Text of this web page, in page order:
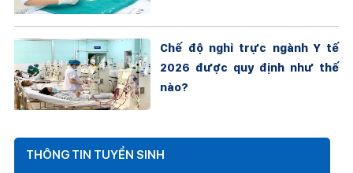
Chế độ nghỉ trực ngành Y tế
2026 được quy định như thế
nào?
THÔNG TIN TUYỂN SINH